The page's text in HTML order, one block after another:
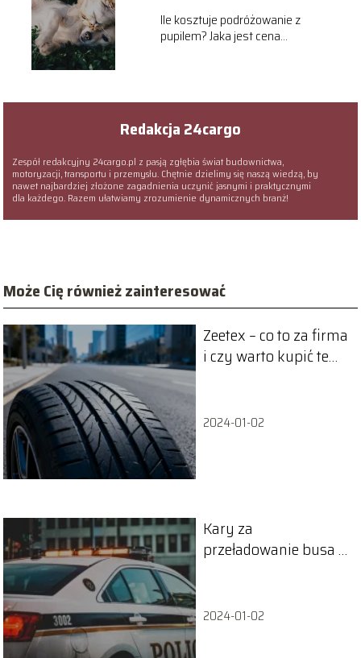
Ile kosztuje podróżowanie z
pupilem? Jaka jest cena
Redakcja 24cargo
Zespół redakcyjny 24cargo.pl z pasją zgłębia świat budownictwa,
motoryzacji, transportu i przemysłu. Chętnie dzielimy się naszą wiedzą, by
nawet najbardziej złożone zagadnienia uczynić jasnymi i praktycznymi
dla każdego. Razem ułatwiamy zrozumienie dynamicznych branż!
Może Cię również zainteresować
Zeetex – co to za firma
i czy warto kupić te
2024-01-02
Kary za
przeładowanie busa w
2024-01-02